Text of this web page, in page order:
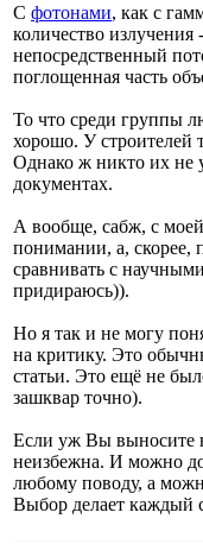
С фотонами, как с
количество
непосредственный
поглощенная часть
То что среди группы
хорошо. У строителей
Однако ж никто их не
документах.
А вообще, сабж, с моей
понимании, а, скорее,
сравнивать с
придираюсь)).
Но я так и не могу
на критику. Это
статьи. Это ещё не
зашквар точно).
Если уж Вы выносите
неизбежна. И можно
любому поводу, а
Выбор делает каждый